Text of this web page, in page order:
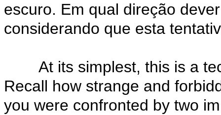
escuro. Em qual direção
considerando que esta
At its simplest, this is a
Recall how strange and
you were confronted by two